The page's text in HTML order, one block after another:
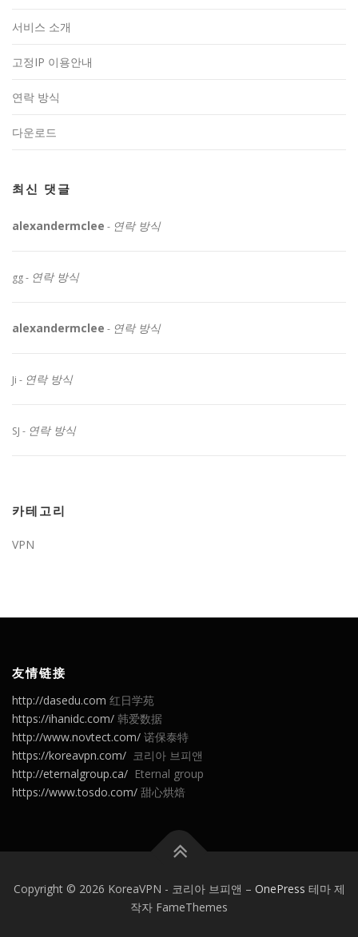
서비스 소개
고정IP 이용안내
연락 방식
다운로드
최신 댓글
alexandermclee - 연락 방식
gg- 연락 방식
alexandermclee - 연락 방식
Ji - 연락 방식
SJ - 연락 방식
카테고리
VPN
友情链接
http://dasedu.com 红日学苑
https://ihanidc.com/ 韩爱数据
http://www.novtect.com/ 诺保泰特
https://koreavpn.com/ 코리아 브피앤
http://eternalgroup.ca/ Eternal group
https://www.tosdo.com/ 甜心烘焙
Copyright © 2026 KoreaVPN - 코리아 브피앤 – OnePress 테마 제
작자 FameThemes